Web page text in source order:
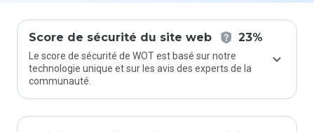
Score de sécurité du site web 23%
Le score de sécurité de WOT est basé sur notre
technologie unique et sur les avis des experts de la
communauté.